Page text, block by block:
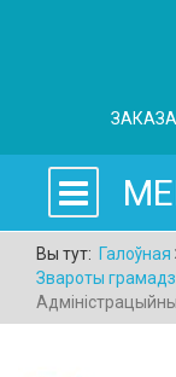
Вы тут: Галоўная
Звароты